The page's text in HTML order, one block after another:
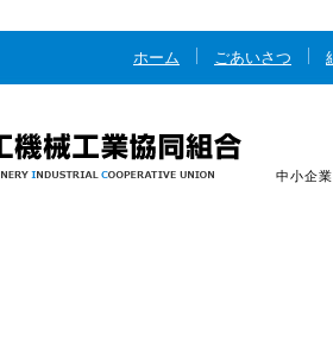
ホーム ごあいさつ
中小企